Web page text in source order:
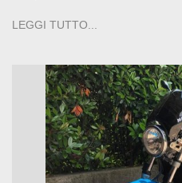
LEGGI TUTTO...